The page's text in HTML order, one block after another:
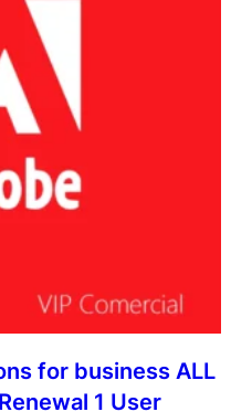
for business ALL
1 User